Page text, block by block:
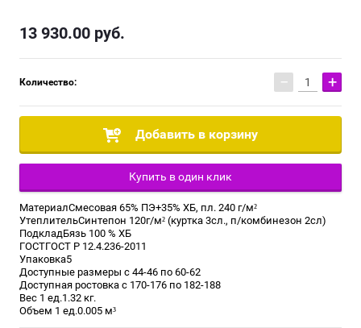
13 930.00 руб.
Количество: − +
Добавить в корзину
Купить в один клик
МатериалСмесовая 65% ПЭ+35% ХБ, пл. 240 г/м²
УтеплительСинтепон 120г/м² (куртка 3сл., п/комбинезон 2сл)
ПодкладБязь 100 % ХБ
ГОСТГОСТ Р 12.4.236-2011
Упаковка5
Доступные размеры с 44-46 по 60-62
Доступная ростовка с 170-176 по 182-188
Вес 1 ед.1.32 кг.
Объем 1 ед.0.005 м³